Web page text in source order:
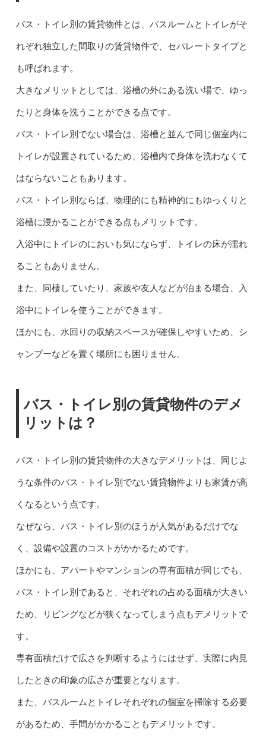
バス・トイレ別の賃貸物件とは、バスルームとトイレがそ
れぞれ独立した間取りの賃貸物件で、セパレートタイプと
も呼ばれます。
大きなメリットとしては、浴槽の外にある洗い場で、ゆっ
たりと身体を洗うことができる点です。
バス・トイレ別でない場合は、浴槽と並んで同じ個室内に
トイレが設置されているため、浴槽内で身体を洗わなくて
はならないこともあります。
バス・トイレ別ならば、物理的にも精神的にもゆっくりと
浴槽に浸かることができる点もメリットです。
入浴中にトイレのにおいも気にならず、トイレの床が濡れ
ることもありません。
また、同棲していたり、家族や友人などが泊まる場合、入
浴中にトイレを使うことができます。
ほかにも、水回りの収納スペースが確保しやすいため、シ
ャンプーなどを置く場所にも困りません。
バス・トイレ別の賃貸物件のデメ
リットは？
バス・トイレ別の賃貸物件の大きなデメリットは、同じよ
うな条件のバス・トイレ別でない賃貸物件よりも家賃が高
くなるという点です。
なぜなら、バス・トイレ別のほうが人気があるだけでな
く、設備や設置のコストがかかるためです。
ほかにも、アパートやマンションの専有面積が同じでも、
バス・トイレ別であると、それぞれの占める面積が大きい
ため、リビングなどが狭くなってしまう点もデメリットで
す。
専有面積だけで広さを判断するようにはせず、実際に内見
したときの印象の広さが重要となります。
また、バスルームとトイレそれぞれの個室を掃除する必要
があるため、手間がかかることもデメリットです。